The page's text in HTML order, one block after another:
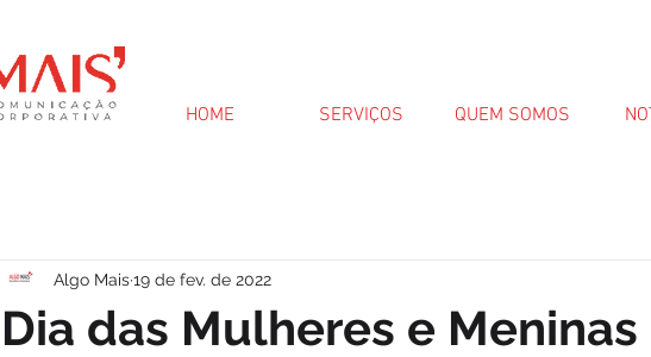
HOME SERVIÇOS QUEM SOMOS
Dia das Mulheres e Meninas
Algo Mais19 de fev. de 2022